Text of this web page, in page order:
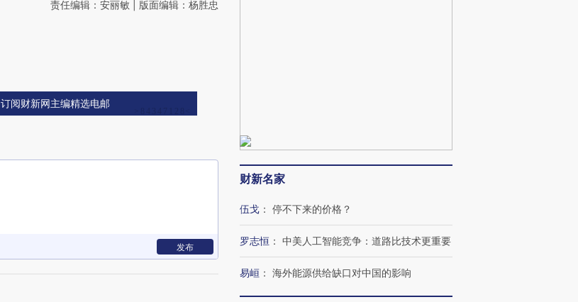
责任编辑：安丽敏 | 版面编辑：杨胜忠
订阅财新网主编精选电邮
发布
财新名家
伍戈 ： 停不下来的价格？
罗志恒 ： 中美人工智能竞争：道路比技术更重要
易峘 ： 海外能源供给缺口对中国的影响